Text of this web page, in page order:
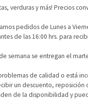
verduras y más! Precios
pedidos de Lunes a
de las 16:00 hrs. para
semana se entregan el
de calidad o está
un descuento, reposición
de la disponibilidad y